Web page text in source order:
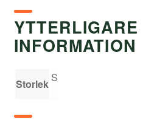
YTTERLIGARE
INFORMATION
Storlek S